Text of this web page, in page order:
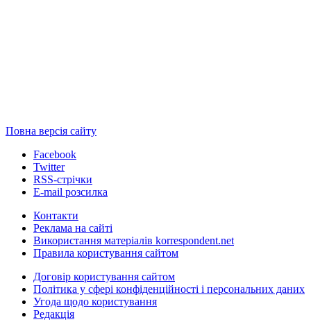
Повна версія сайту
Facebook
Twitter
RSS-стрічки
E-mail розсилка
Контакти
Реклама на сайті
Використання матеріалів korrespondent.net
Правила користування сайтом
Договір користування сайтом
Політика у сфері конфіденційності і персональних даних
Угода щодо користування
Редакція